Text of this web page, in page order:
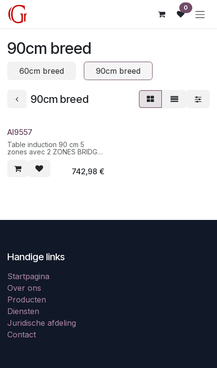
Overslaan naar inhoud 0
90cm breed
60cm breed 90cm breed
90cm breed
AI9557
Table induction 90 cm 5
zones avec 2 ZONES BRIDGE
commandes sensitives slider -
dim : 58 x 90 x 52 cm (HxLxP)
742,98 €
Handige links
Startpagina
Over ons
Producten
Diensten
Juridische afdeling
Contact